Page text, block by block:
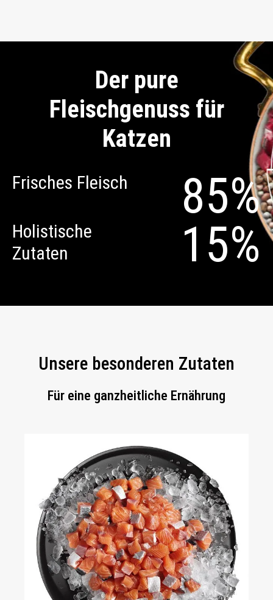
Der pure
Fleischgenuss für
Katzen
Frisches Fleisch 85%
Holistische
Zutaten
15%
Unsere besonderen Zutaten
Für eine ganzheitliche Ernährung